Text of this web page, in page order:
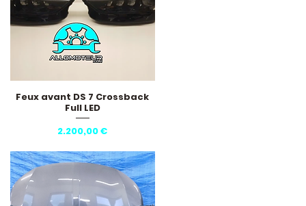
Hurtigvisning
Feux avant DS 7 Crossback
Full LED
Pris
2.200,00 €